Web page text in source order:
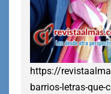
https://
barrios-letras-